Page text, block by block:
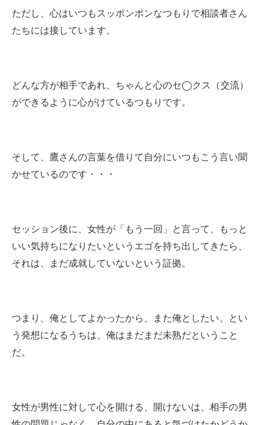
ただし、心はいつもスッポンポンなつもりで相談者さん
たちには接しています。
どんな方が相手であれ、ちゃんと心のセ◯クス（交流）
ができるように心がけているつもりです。
そして、鷹さんの言葉を借りて自分にいつもこう言い聞
かせているのです・・・
セッション後に、女性が「もう一回」と言って、もっと
いい気持ちになりたいというエゴを持ち出してきたら、
それは、まだ成就していないという証拠。
つまり、俺としてよかったから、また俺としたい、とい
う発想になるうちは、俺はまだまだ未熟だということ
だ。
女性が男性に対して心を開ける、開けないは、相手の男